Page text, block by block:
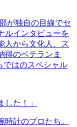
が独自の目線でセ
ルインタビューを
人から文化人、ス
得のベテランま
ではのスペシャル
た！」
計のプロたち。